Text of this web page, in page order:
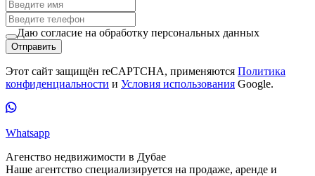
Даю согласие на обработку персональных данных
Отправить
Этот сайт защищён reCAPTCHA, применяются Политика
конфиденциальности и Условия использования Google.
Whatsapp
Агенство недвижимости в Дубае
Наше агентство специализируется на продаже, аренде и